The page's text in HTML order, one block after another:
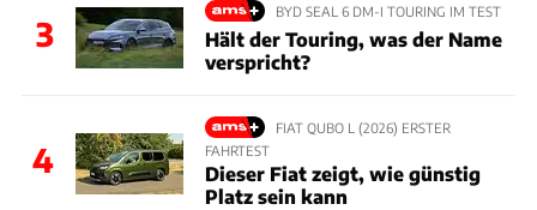
3
BYD SEAL 6 DM-I TOURING IM TEST
Hält der Touring, was der Name
verspricht?
4
FIAT QUBO L (2026) ERSTER
FAHRTEST
Dieser Fiat zeigt, wie günstig
Platz sein kann